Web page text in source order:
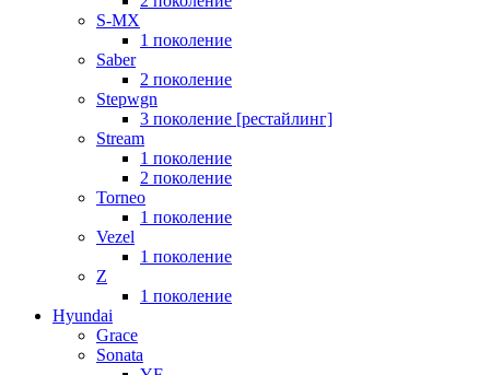
S-MX
1 поколение
Saber
2 поколение
Stepwgn
3 поколение [рестайлинг]
Stream
1 поколение
2 поколение
Torneo
1 поколение
Vezel
1 поколение
Z
1 поколение
Hyundai
Grace
Sonata